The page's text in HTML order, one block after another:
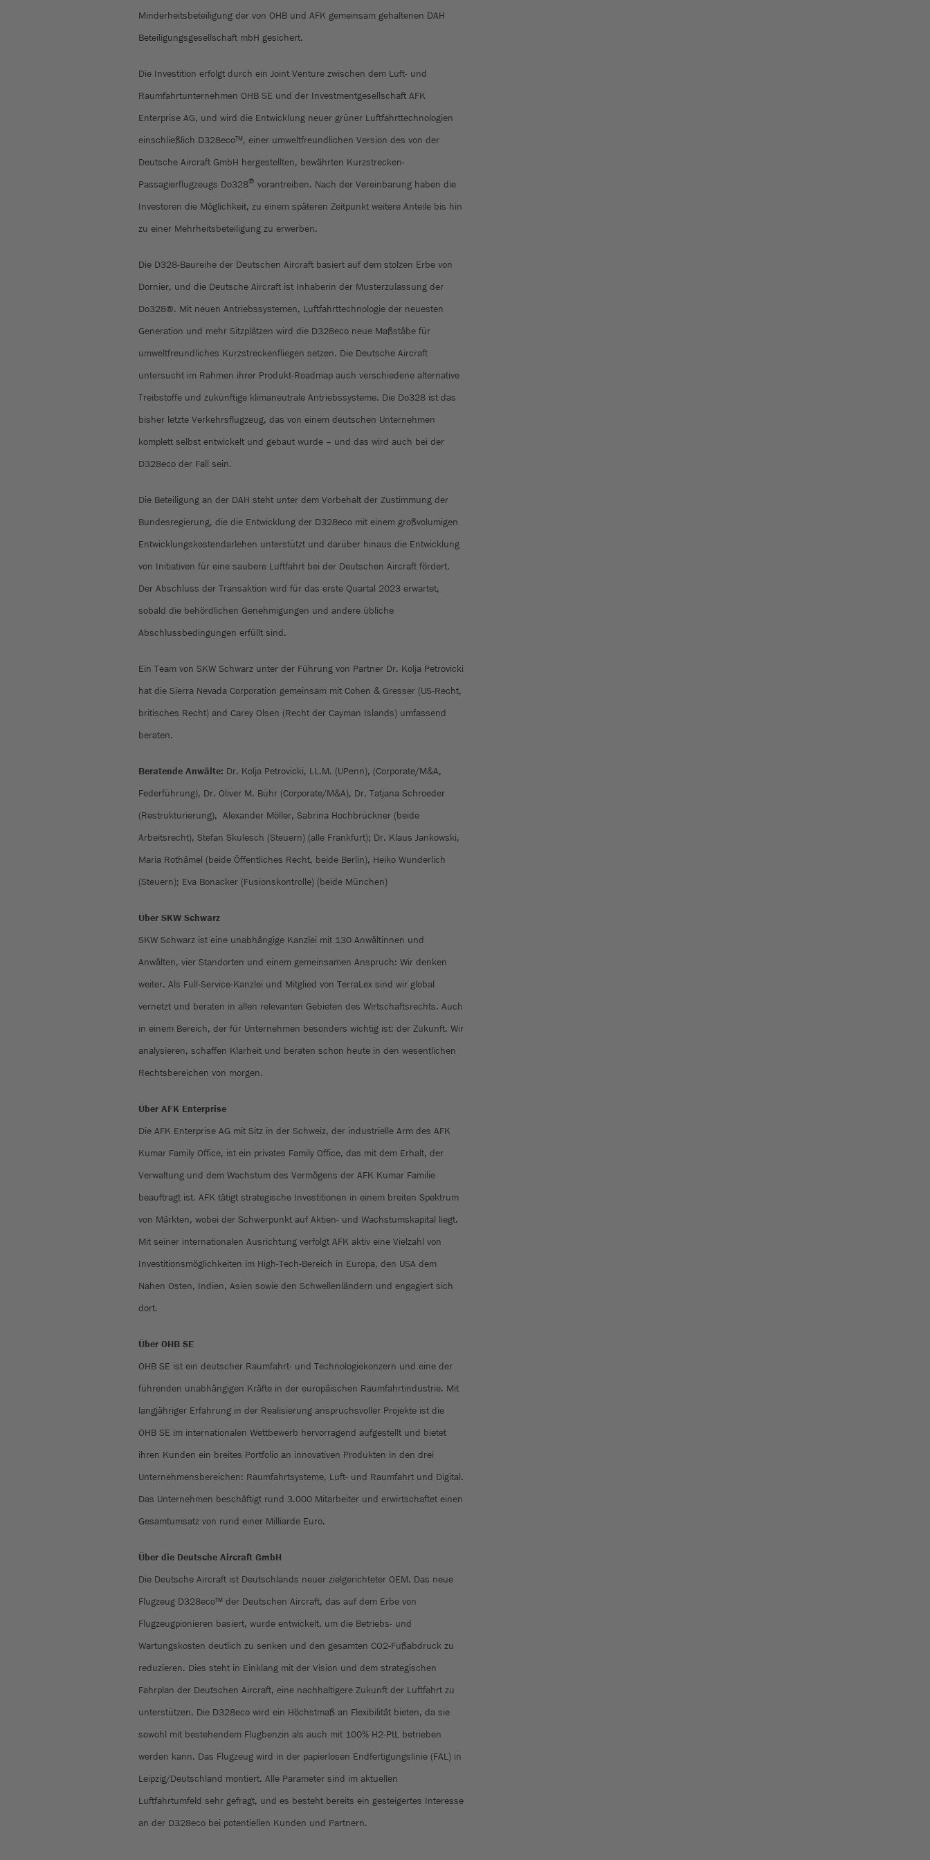
Minderheitsbeteiligung der von OHB und AFK gemeinsam gehaltenen DAH
Beteiligungsgesellschaft mbH gesichert.
Die Investition erfolgt durch ein Joint Venture zwischen dem Luft- und
Raumfahrtunternehmen OHB SE und der Investmentgesellschaft AFK
Enterprise AG, und wird die Entwicklung neuer grüner Luftfahrttechnologien
einschließlich D328eco™, einer umweltfreundlichen Version des von der
Deutsche Aircraft GmbH hergestellten, bewährten Kurzstrecken-
Passagierflugzeugs Do328® vorantreiben. Nach der Vereinbarung haben die
Investoren die Möglichkeit, zu einem späteren Zeitpunkt weitere Anteile bis hin
zu einer Mehrheitsbeteiligung zu erwerben.
Die D328-Baureihe der Deutschen Aircraft basiert auf dem stolzen Erbe von
Dornier, und die Deutsche Aircraft ist Inhaberin der Musterzulassung der
Do328®. Mit neuen Antriebssystemen, Luftfahrttechnologie der neuesten
Generation und mehr Sitzplätzen wird die D328eco neue Maßstäbe für
umweltfreundliches Kurzstreckenfliegen setzen. Die Deutsche Aircraft
untersucht im Rahmen ihrer Produkt-Roadmap auch verschiedene alternative
Treibstoffe und zukünftige klimaneutrale Antriebssysteme. Die Do328 ist das
bisher letzte Verkehrsflugzeug, das von einem deutschen Unternehmen
komplett selbst entwickelt und gebaut wurde – und das wird auch bei der
D328eco der Fall sein.
Die Beteiligung an der DAH steht unter dem Vorbehalt der Zustimmung der
Bundesregierung, die die Entwicklung der D328eco mit einem großvolumigen
Entwicklungskostendarlehen unterstützt und darüber hinaus die Entwicklung
von Initiativen für eine saubere Luftfahrt bei der Deutschen Aircraft fördert.
Der Abschluss der Transaktion wird für das erste Quartal 2023 erwartet,
sobald die behördlichen Genehmigungen und andere übliche
Abschlussbedingungen erfüllt sind.
Ein Team von SKW Schwarz unter der Führung von Partner Dr. Kolja Petrovicki
hat die Sierra Nevada Corporation gemeinsam mit Cohen & Gresser (US-Recht,
britisches Recht) and Carey Olsen (Recht der Cayman Islands) umfassend
beraten.
Beratende Anwälte: Dr. Kolja Petrovicki, LL.M. (UPenn), (Corporate/M&A,
Federführung), Dr. Oliver M. Bühr (Corporate/M&A), Dr. Tatjana Schroeder
(Restrukturierung), Alexander Möller, Sabrina Hochbrückner (beide
Arbeitsrecht), Stefan Skulesch (Steuern) (alle Frankfurt); Dr. Klaus Jankowski,
Maria Rothämel (beide Öffentliches Recht, beide Berlin), Heiko Wunderlich
(Steuern); Eva Bonacker (Fusionskontrolle) (beide München)
Über SKW Schwarz
SKW Schwarz ist eine unabhängige Kanzlei mit 130 Anwältinnen und
Anwälten, vier Standorten und einem gemeinsamen Anspruch: Wir denken
weiter. Als Full-Service-Kanzlei und Mitglied von TerraLex sind wir global
vernetzt und beraten in allen relevanten Gebieten des Wirtschaftsrechts. Auch
in einem Bereich, der für Unternehmen besonders wichtig ist: der Zukunft. Wir
analysieren, schaffen Klarheit und beraten schon heute in den wesentlichen
Rechtsbereichen von morgen.
Über AFK Enterprise
Die AFK Enterprise AG mit Sitz in der Schweiz, der industrielle Arm des AFK
Kumar Family Office, ist ein privates Family Office, das mit dem Erhalt, der
Verwaltung und dem Wachstum des Vermögens der AFK Kumar Familie
beauftragt ist. AFK tätigt strategische Investitionen in einem breiten Spektrum
von Märkten, wobei der Schwerpunkt auf Aktien- und Wachstumskapital liegt.
Mit seiner internationalen Ausrichtung verfolgt AFK aktiv eine Vielzahl von
Investitionsmöglichkeiten im High-Tech-Bereich in Europa, den USA dem
Nahen Osten, Indien, Asien sowie den Schwellenländern und engagiert sich
dort.
Über OHB SE
OHB SE ist ein deutscher Raumfahrt- und Technologiekonzern und eine der
führenden unabhängigen Kräfte in der europäischen Raumfahrtindustrie. Mit
langjähriger Erfahrung in der Realisierung anspruchsvoller Projekte ist die
OHB SE im internationalen Wettbewerb hervorragend aufgestellt und bietet
ihren Kunden ein breites Portfolio an innovativen Produkten in den drei
Unternehmensbereichen: Raumfahrtsysteme, Luft- und Raumfahrt und Digital.
Das Unternehmen beschäftigt rund 3.000 Mitarbeiter und erwirtschaftet einen
Gesamtumsatz von rund einer Milliarde Euro.
Über die Deutsche Aircraft GmbH
Die Deutsche Aircraft ist Deutschlands neuer zielgerichteter OEM. Das neue
Flugzeug D328eco™ der Deutschen Aircraft, das auf dem Erbe von
Flugzeugpionieren basiert, wurde entwickelt, um die Betriebs- und
Wartungskosten deutlich zu senken und den gesamten CO2-Fußabdruck zu
reduzieren. Dies steht in Einklang mit der Vision und dem strategischen
Fahrplan der Deutschen Aircraft, eine nachhaltigere Zukunft der Luftfahrt zu
unterstützen. Die D328eco wird ein Höchstmaß an Flexibilität bieten, da sie
sowohl mit bestehendem Flugbenzin als auch mit 100% H2-PtL betrieben
werden kann. Das Flugzeug wird in der papierlosen Endfertigungslinie (FAL) in
Leipzig/Deutschland montiert. Alle Parameter sind im aktuellen
Luftfahrtumfeld sehr gefragt, und es besteht bereits ein gesteigertes Interesse
an der D328eco bei potentiellen Kunden und Partnern.